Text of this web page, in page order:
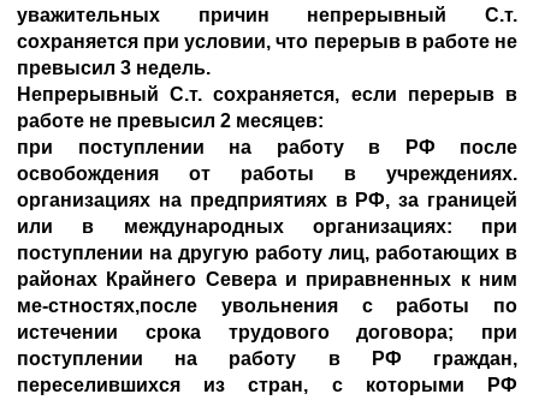
уважительных причин непрерывный С.т.
сохраняется при условии, что перерыв в работе не
превысил 3 недель.
Непрерывный С.т. сохраняется, если перерыв в
работе не превысил 2 месяцев:
при поступлении на работу в РФ после
освобождения от работы в учреждениях.
организациях на предприятиях в РФ, за границей
или в международных организациях: при
поступлении на другую работу лиц, работающих в
районах Крайнего Севера и приравненных к ним
ме-стностях,после увольнения с работы по
истечении срока трудового договора; при
поступлении на работу в РФ граждан,
переселившихся из стран, с которыми РФ